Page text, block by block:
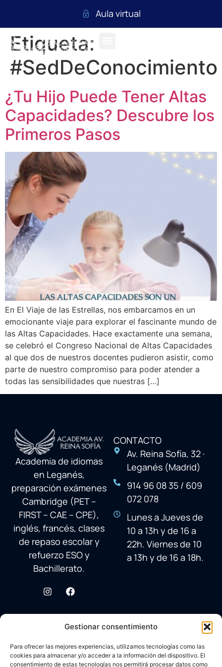
Gestionar consentimiento
Para ofrecer las mejores experiencias, utilizamos tecnologías como las
cookies para almacenar y/o acceder a la información del dispositivo. El
consentimiento de estas tecnologías nos permitirá procesar datos como
Aula virtual
Etiqueta:
#SedDeConocimiento
¿Tu Hijo Puede Tener Altas
Capacidades? Descubre los
Primeros Pasos
En El Viaje de las Estrellas, nos embarcamos en un
emocionante viaje para explorar el fascinante mundo de
las Altas Capacidades. Hace exactamente una semana,
se celebró el Congreso Nacional de Altas Capacidades
al que dos de nuestros docentes pudieron asistir, como
parte de nuestro compromiso para poder atender a
todas las sensibilidades que nuestras […]
Academia de idiomas
en Leganés,
preparación exámenes
Cambridge (PET –
FIRST – CAE – CPE),
inglés, francés, clases
de repaso escolar y
refuerzo ESO y
Bachillerato.
CONTACTO
Av. Reina Sofía, 32 ·
Leganés (Madrid)
914 96 08 35 / 609
072 078
Lunes a Jueves de
10 a 13h y de 16 a
22h. Viernes de 10
a 13h y de 16 a 18h.